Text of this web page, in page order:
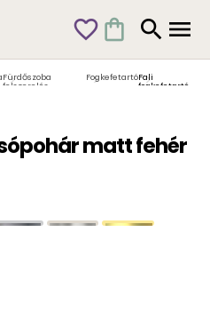
favorite_outline shopping_bag search menu
Fürdőszoba
felszerelés
FogkefetartóFali
fogkefetartó
matt fehér